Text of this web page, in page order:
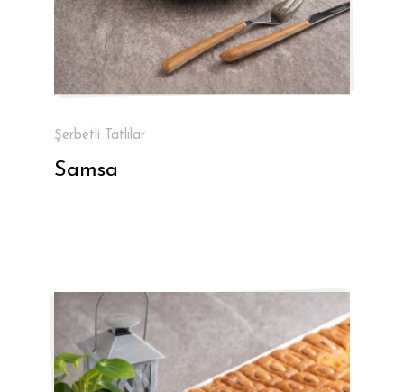
Şerbetli Tatlılar
Samsa